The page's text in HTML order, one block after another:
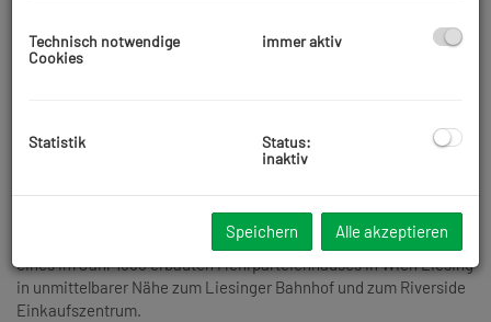
Beschreibung
Verkauft wird eine 65,12 m2 große Wohnung im 1. Stock ohne Lift
eines im Jahr 1965 erbauten Mehrparteienhauses in Wien Liesing
in unmittelbarer Nähe zum Liesinger Bahnhof und zum Riverside
Einkaufszentrum.
Technisch notwendige
Cookies
immer aktiv
Statistik
Status:
inaktiv
Speichern Alle akzeptieren